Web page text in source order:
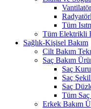
Tüm
Tüm Elektrikli
Sağlık-Kişisel Bakım
Cilt Bakım
Saç Bakım
Saç
Saç
Saç
Tüm
Erkek Bakım